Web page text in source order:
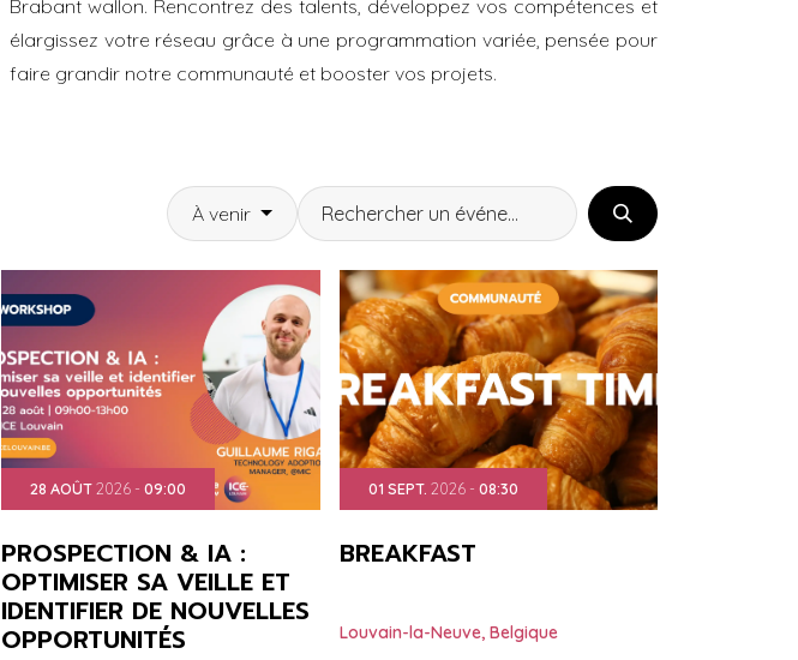
Brabant wallon. Rencontrez des talents, développez vos compétences et
élargissez votre réseau grâce à une programmation variée, pensée pour
faire grandir notre communauté et booster vos projets.
À venir
28 AOÛT2026 - 09:00
PROSPECTION & IA :
OPTIMISER SA VEILLE ET
IDENTIFIER DE NOUVELLES
OPPORTUNITÉS
01 SEPT. 2026- 08:30
BREAKFAST
Louvain-la-Neuve, Belgique